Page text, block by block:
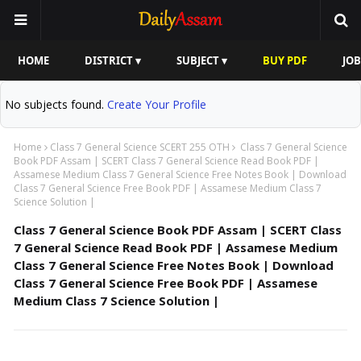
HOME DISTRICT ▾ SUBJECT ▾ BUY PDF
No subjects found. Create Your Profile
Home Class 7 General Science SCERT 255 OTH
Class 7 General Science
Book PDF Assam | SCERT Class 7 General Science Read Book PDF |
Assamese Medium Class 7 General Science Free Notes Book | Download
Class 7 General Science Free Book PDF | Assamese Medium Class 7
Science Solution |
Class 7 General Science Book PDF Assam | SCERT Class
7 General Science Read Book PDF | Assamese Medium
Class 7 General Science Free Notes Book | Download
Class 7 General Science Free Book PDF | Assamese
Medium Class 7 Science Solution |